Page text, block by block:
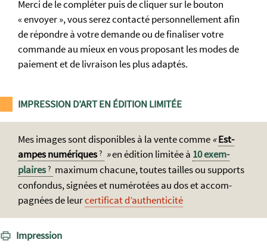
Merci de le compléter puis de cliquer sur le bouton
« envoyer », vous serez contacté personnellement afin
de répondre à votre demande ou de finaliser votre
commande au mieux en vous proposant les modes de
paiement et de livraison les plus adaptés.
IMPRESSION D’ART EN ÉDITION LIMITÉE
Mes images sont dispo­nibles à la vente com­me
Est­
ampes numé­riques
en édi­tion lim­itée à 10 exem­
plaires
maxi­mum cha­cune, toutes tailles ou sup­ports
con­fondus, si­gnées et num­érot­ées au dos et accom­
pagnées de leurcerti­ficat d’authen­ticité
Impression